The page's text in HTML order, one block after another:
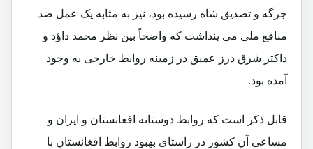
جرگه و تصدیق شاه رسیده بود، نیز به مثابه یک عمل ضد
منافع ملی می پنداشت که واضحاً بین نظر محمد داؤد و
داکتر شرق درز عمیق در زمینه روابط خارجی به وجود
آمده بود.
قابل ذکر است که روابط دوستانه افغانستان و ایران و
مساعی آن کشور در راستای بهبود روابط افغانستان با